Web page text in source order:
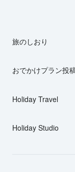
旅のしおり
おでかけプラン投
Holiday Travel
Holiday Studio